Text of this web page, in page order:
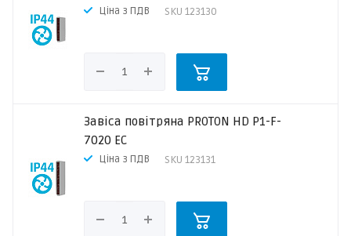
Ціна з ПДВ SKU 123130
Завіса повітряна PROTON HD P1-F-
7020 EC
Ціна з ПДВ SKU 123131